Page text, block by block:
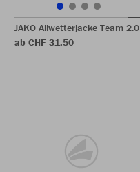
JAKO Allwetterjacke Team 2.0
ab CHF 31.50